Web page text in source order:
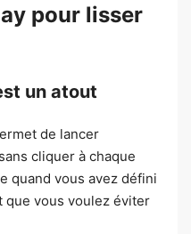
pour lisser
un atout
de lancer
cliquer à chaque
quand vous avez défini
que vous voulez éviter